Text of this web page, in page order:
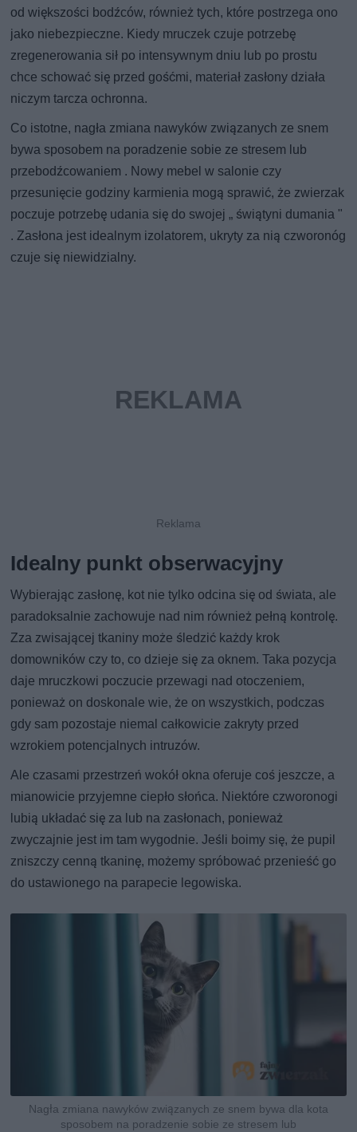
od większości bodźców, również tych, które postrzega ono
jako niebezpieczne. Kiedy mruczek czuje potrzebę
zregenerowania sił po intensywnym dniu lub po prostu
chce schować się przed gośćmi, materiał zasłony działa
niczym tarcza ochronna.
Co istotne, nagła zmiana nawyków związanych ze snem
bywa sposobem na poradzenie sobie ze stresem lub
przebodźcowaniem . Nowy mebel w salonie czy
przesunięcie godziny karmienia mogą sprawić, że zwierzak
poczuje potrzebę udania się do swojej „ świątyni dumania "
. Zasłona jest idealnym izolatorem, ukryty za nią czworonóg
czuje się niewidzialny.
Idealny punkt obserwacyjny
Wybierając zasłonę, kot nie tylko odcina się od świata, ale
paradoksalnie zachowuje nad nim również pełną kontrolę.
Zza zwisającej tkaniny może śledzić każdy krok
domowników czy to, co dzieje się za oknem. Taka pozycja
daje mruczkowi poczucie przewagi nad otoczeniem,
ponieważ on doskonale wie, że on wszystkich, podczas
gdy sam pozostaje niemal całkowicie zakryty przed
wzrokiem potencjalnych intruzów.
Ale czasami przestrzeń wokół okna oferuje coś jeszcze, a
mianowicie przyjemne ciepło słońca. Niektóre czworonogi
lubią układać się za lub na zasłonach, ponieważ
zwyczajnie jest im tam wygodnie. Jeśli boimy się, że pupil
zniszczy cenną tkaninę, możemy spróbować przenieść go
do ustawionego na parapecie legowiska.
Nagła zmiana nawyków związanych ze snem bywa dla kota
sposobem na poradzenie sobie ze stresem lub